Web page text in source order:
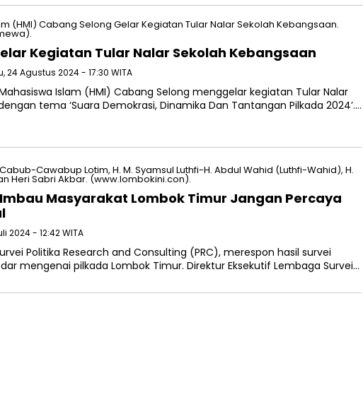
Kegiatan Tular Nalar Sekolah Kebangsaan
24 Agustus 2024 - 17:30 WITA
Islam (HMI) Cabang Selong menggelar kegiatan Tular Nalar
tema ‘Suara Demokrasi, Dinamika Dan Tantangan Pilkada 2024’….
Masyarakat Lombok Timur Jangan Percaya
2024 - 12:42 WITA
Politika Research and Consulting (PRC), merespon hasil survei
mengenai pilkada Lombok Timur. Direktur Eksekutif Lembaga Survei…